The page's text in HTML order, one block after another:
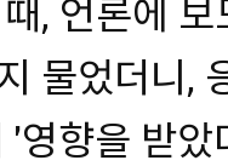
, 언론에
물었더니,
'영향을 받